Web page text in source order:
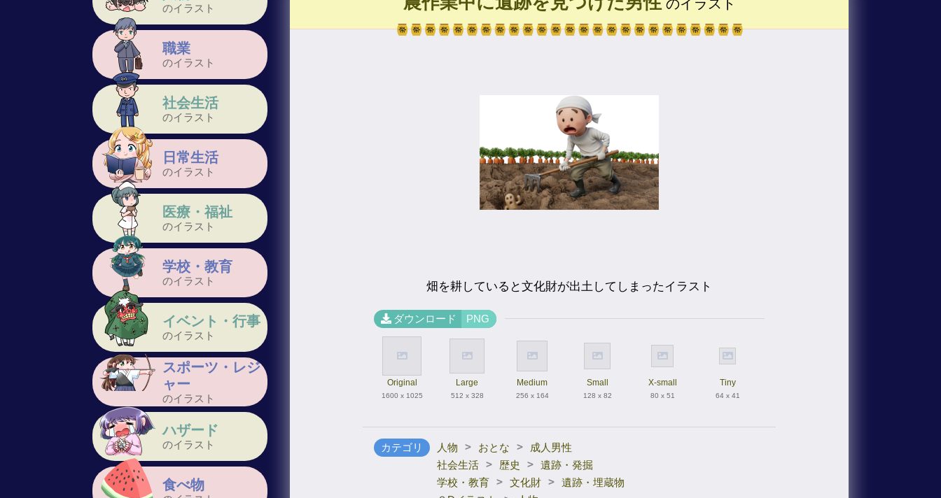
のイラスト
職業
のイラスト
社会生活
のイラスト
日常生活
のイラスト
医療・福祉
のイラスト
学校・教育
のイラスト
イベント・行事
のイラスト
スポーツ・レジ
ャー
のイラスト
ハザード
のイラスト
食べ物
のイラスト
畑を耕していると文化財が出土してしまったイラスト
ダウンロード PNG
Original
1600 x 1025
Large
512 x 328
Medium
256 x 164
Small
128 x 82
X-small
80 x 51
Tiny
64 x 41
カテゴリ 人物 > おとな >
成人男性
社会生活 > 歴史 > 遺跡・発掘
学校・教育 > 文化財 > 遺跡・埋蔵物